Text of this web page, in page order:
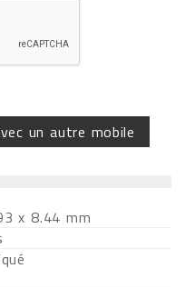
un autre mobile
x 8.44 mm